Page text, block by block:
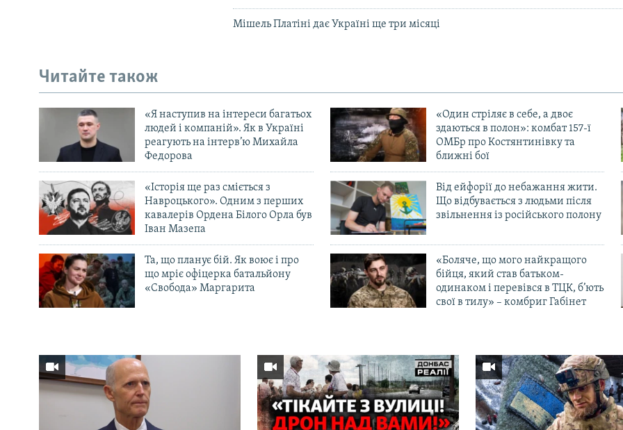
Мішель Платіні дає Україні ще три місяці
Читайте також
«Я наступив на інтереси багатьох
людей і компаній». Як в Україні
реагують на інтерв’ю Михайла
Федорова
«Один стріляє в себе, а двоє
здаються в полон»: комбат 157-ї
ОМБр про Костянтинівку та
ближні бої
«Історія ще раз сміється з
Навроцького». Одним з перших
кавалерів Ордена Білого Орла був
Іван Мазепа
Від ейфорії до небажання жити.
Що відбувається з людьми після
звільнення із російського полону
Та, що планує бій. Як воює і про
що мріє офіцерка батальйону
«Свобода» Маргарита
«Боляче, що мого найкращого
бійця, який став батьком-
одинаком і перевівся в ТЦК, б’ють
свої в тилу» – комбриг Габінет